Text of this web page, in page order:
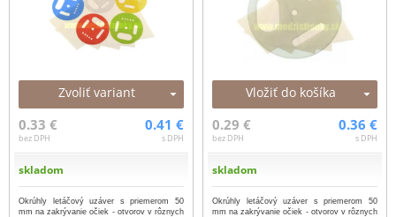
Zvoliť variant
0.33 €
bez DPH
0.41 €
s DPH
skladom
Okrúhly letáčový uzáver s priemerom 50
mm na zakrývanie očiek - otvorov v rôznych
Vložiť do košíka
0.29 €
bez DPH
0.36 €
s DPH
skladom
Okrúhly letáčový uzáver s priemerom 50
mm na zakrývanie očiek - otvorov v rôznych